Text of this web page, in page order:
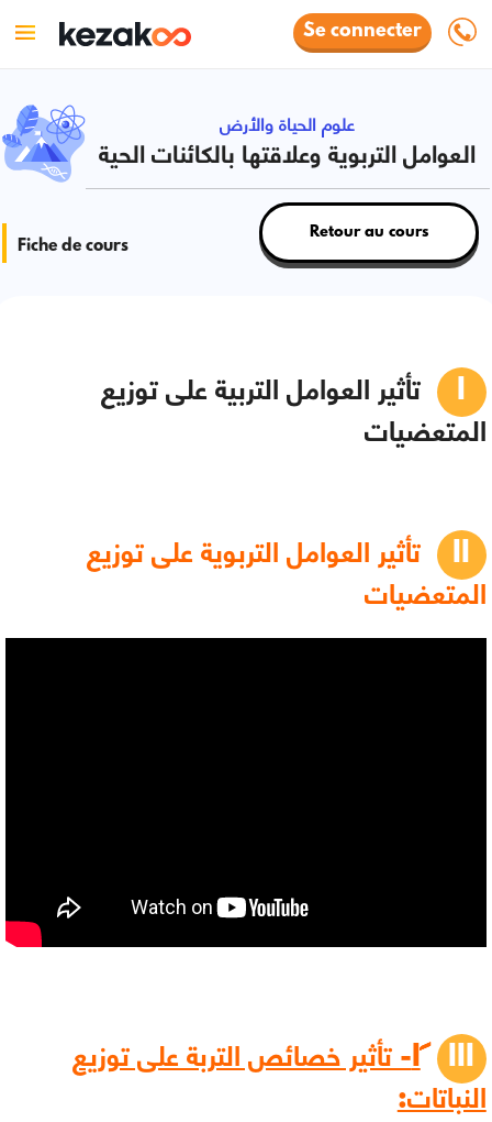
Se connecter
علوم الحياة والأرض
العوامل التربوية وعلاقتها بالكائنات الحية
Fiche de cours
Retour au cours
تأثير العوامل التربية على توزيع
المتعضيات
تأثير العوامل التربوية على توزيع
المتعضيات
I- تأثير خصائص التربة على توزيع
النباتات: